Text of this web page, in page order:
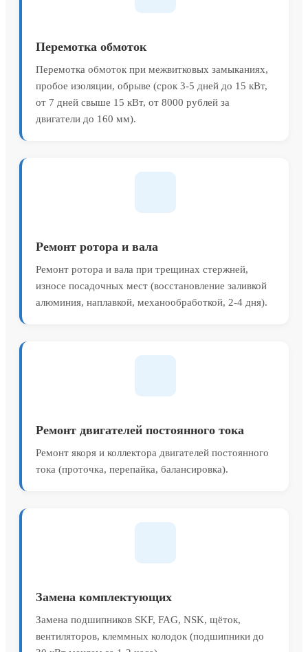
Перемотка обмоток
Перемотка обмоток при межвитковых замыканиях,
пробое изоляции, обрыве (срок 3-5 дней до 15 кВт,
от 7 дней свыше 15 кВт, от 8000 рублей за
двигатели до 160 мм).
Ремонт ротора и вала
Ремонт ротора и вала при трещинах стержней,
износе посадочных мест (восстановление заливкой
алюминия, наплавкой, механообработкой, 2-4 дня).
Ремонт двигателей постоянного тока
Ремонт якоря и коллектора двигателей постоянного
тока (проточка, перепайка, балансировка).
Замена комплектующих
Замена подшипников SKF, FAG, NSK, щёток,
вентиляторов, клеммных колодок (подшипники до